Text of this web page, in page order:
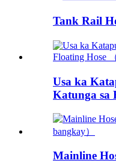
Tank Rail
Usa ka
Katunga sa
Mainline